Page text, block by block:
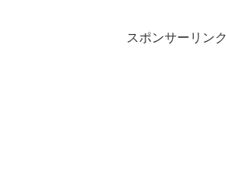
スポンサーリンク